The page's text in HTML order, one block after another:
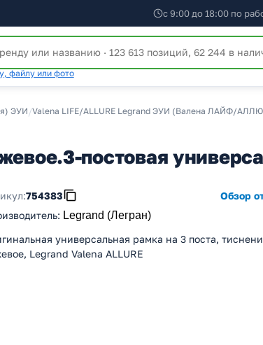
с 9:00 до 18:00 по
файлу или фото
ЭУИ /Valena LIFE/ALLURE Legrand ЭУИ (Валена ЛАЙФ/
постовая
754383
Обзор
: Legrand (Легран)
универсальная рамка на 3 поста,
Legrand Valena ALLURE